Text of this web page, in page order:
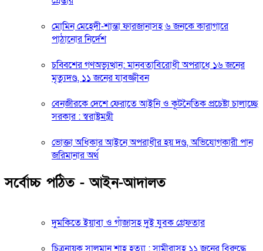
মোমিন মেহেদী-শান্তা ফারজানাসহ ৬ জনকে কারাগারে
পাঠানোর নির্দেশ
চব্বিশের গণঅভ্যুত্থান: মানবতাবিরোধী অপরাধে ১৬ জনের
মৃত্যুদণ্ড, ১১ জনের যাবজ্জীবন
বেনজীরকে দেশে ফেরাতে আইনি ও কূটনৈতিক প্রচেষ্টা চালাচ্ছে
সরকার : স্বরাষ্ট্রমন্ত্রী
ভোক্তা অধিকার আইনে অপরাধীর হয় দণ্ড, অভিযোগকারী পান
জরিমানার অর্থ
সর্বোচ্চ পঠিত - আইন-আদালত
দুমকিতে ইয়াবা ও গাঁজাসহ দুই যুবক গ্রেফতার